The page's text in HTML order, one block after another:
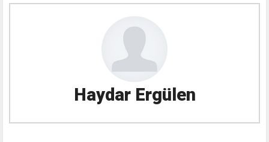
Haydar Ergülen